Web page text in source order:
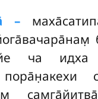
–
ча